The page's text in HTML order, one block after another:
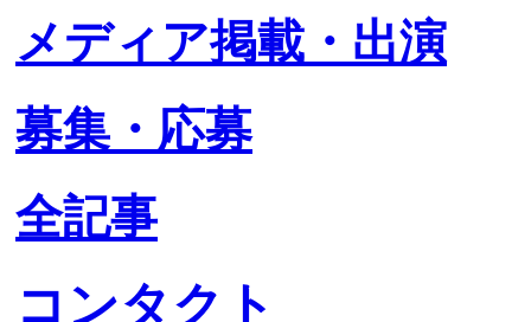
メディア掲載・出演
募集・応募
全記事
コンタクト